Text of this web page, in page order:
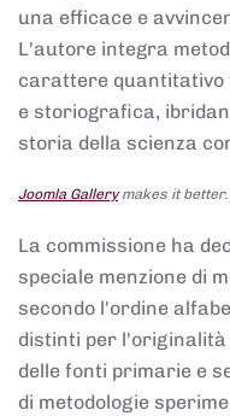
una efficace e
L'autore integra
carattere
e storiografica,
storia della scienza
Joomla Gallerymakes it better.
La commissione ha
speciale menzione di
secondo l'ordine
distinti per
delle fonti primarie e
di metodologie